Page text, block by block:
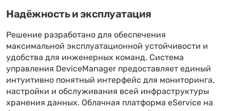
Надёжность и эксплуатация
Решение разработано для обеспечения
максимальной эксплуатационной устойчивости и
удобства для инженерных команд. Система
управления DeviceManager предоставляет единый
интуитивно понятный интерфейс для мониторинга,
настройки и обслуживания всей инфраструктуры
хранения данных. Облачная платформа eService на